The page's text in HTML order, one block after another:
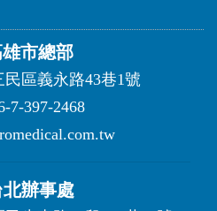
市總部
民區義永路43巷1號
7-397-2468
辦事處